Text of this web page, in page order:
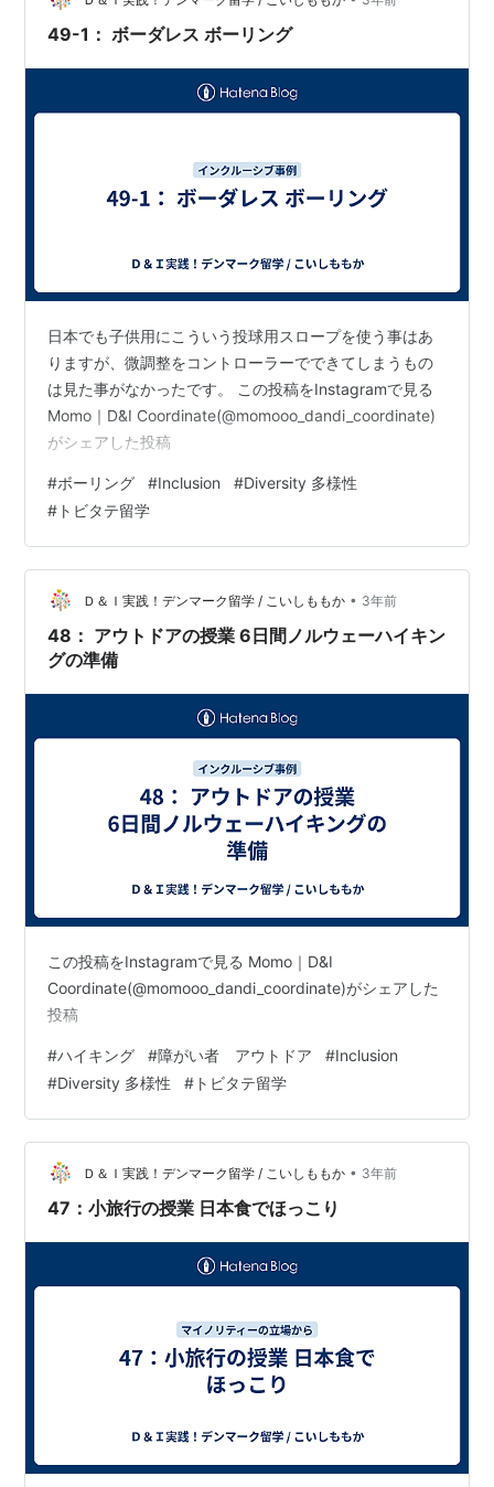
49-1： ボーダレス ボーリング
日本でも子供用にこういう投球用スロープを使う事はあ
りますが、微調整をコントローラーでできてしまうもの
は見た事がなかったです。 この投稿をInstagramで見る
Momo｜D&I Coordinate(@momooo_dandi_coordinate)
がシェアした投稿
#ボーリング #Inclusion #Diversity 多様性
# トビタテ留学
Ｄ＆Ｉ実践！デンマーク留学 / こいしももか • 3年前
48： アウトドアの授業 6日間ノルウェーハイキン
グの準備
この投稿をInstagramで見る Momo｜D&I
Coordinate(@momooo_dandi_coordinate)がシェアした
投稿
#ハイキング #障がい者 アウトドア #Inclusion
#Diversity 多様性 # トビタテ留学
Ｄ＆Ｉ実践！デンマーク留学 / こいしももか • 3年前
47：小旅行の授業 日本食でほっこり